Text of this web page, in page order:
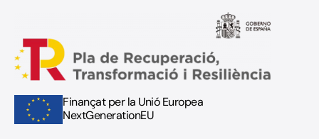
Finançat per la Unió Europea
NextGenerationEU